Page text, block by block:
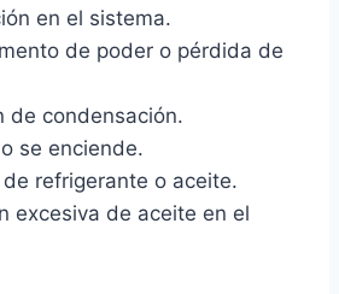
en el sistema.
de poder o pérdida de
de condensación.
se enciende.
refrigerante o aceite.
excesiva de aceite en el